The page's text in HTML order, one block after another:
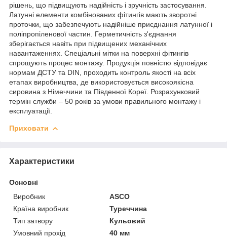
рішень, що підвищують надійність і зручність застосування.
Латунні елементи комбінованих фітингів мають зворотні
проточки, що забезпечують надійніше приєднання латунної і
поліпропіленової частин. Герметичність з'єднання
зберігається навіть при підвищених механічних
навантаженнях. Спеціальні мітки на поверхні фітингів
спрощують процес монтажу. Продукція повністю відповідає
нормам ДСТУ та DIN, проходить контроль якості на всіх
етапах виробництва, де використовується високоякісна
сировина з Німеччини та Південної Кореї. Розрахунковий
термін служби – 50 років за умови правильного монтажу і
експлуатації.
Приховати
Характеристики
Основні
Виробник
ASCO
Країна виробник
Туреччина
Тип затвору
Кульовий
Умовний прохід
40 мм